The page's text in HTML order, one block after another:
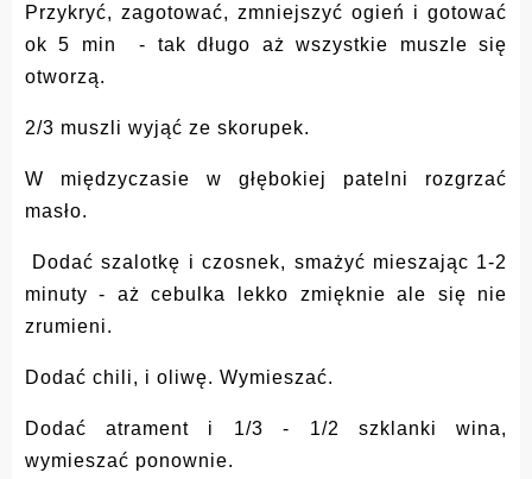
Przykryć, zagotować, zmniejszyć ogień i gotować
ok 5 min - tak długo aż wszystkie muszle się
otworzą.
2/3 muszli wyjąć ze skorupek.
W międzyczasie w głębokiej patelni rozgrzać
masło.
Dodać szalotkę i czosnek, smażyć mieszając 1-2
minuty - aż cebulka lekko zmięknie ale się nie
zrumieni.
Dodać chili, i oliwę. Wymieszać.
Dodać atrament i 1/3 - 1/2 szklanki wina,
wymieszać ponownie.